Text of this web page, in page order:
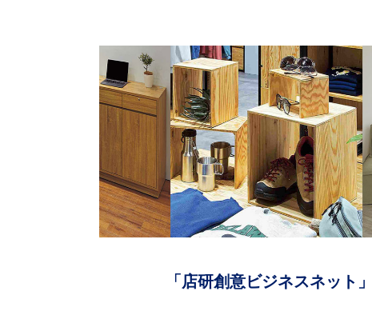
「店研創意ビジネスネット